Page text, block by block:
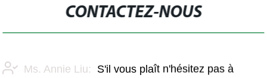
CONTACTEZ-NOUS
Ms. Annie Liu:
S'il vous plaît n'hésitez pas à